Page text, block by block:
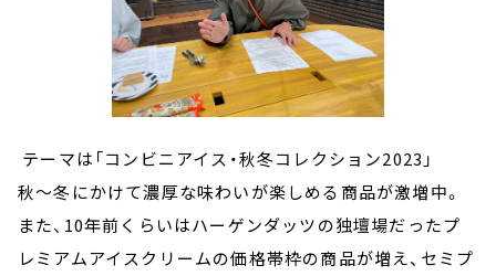
テーマは「コンビニアイス・秋冬コレクション2023」
秋～冬にかけて濃厚な味わいが楽しめる商品が激増中。
また、10年前くらいはハーゲンダッツの独壇場だったプ
レミアムアイスクリームの価格帯枠の商品が増え、セミプ